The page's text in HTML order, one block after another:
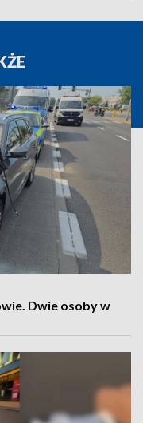
Dwie osoby w